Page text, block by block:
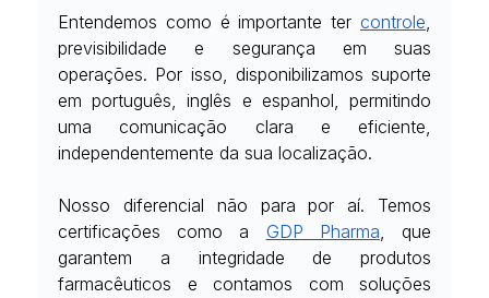
Entendemos como é importante ter controle,
previsibilidade e segurança em suas
operações. Por isso, disponibilizamos suporte
em português, inglês e espanhol, permitindo
uma comunicação clara e eficiente,
independentemente da sua localização.
Nosso diferencial não para por aí. Temos
certificações como a
GDP Pharma, que
garantem a integridade de produtos
farmacêuticos e contamos com soluções